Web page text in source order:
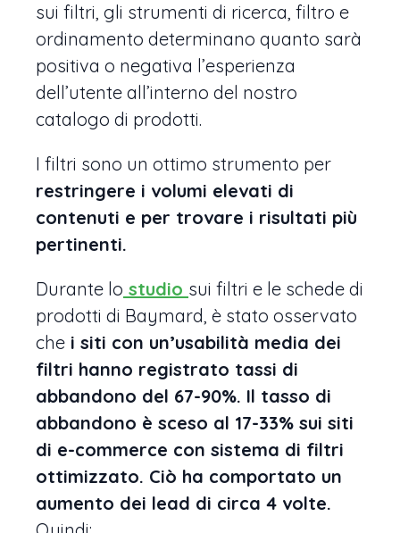
sui filtri, gli strumenti di ricerca, filtro e
ordinamento determinano quanto sarà
positiva o negativa l’esperienza
dell’utente all’interno del nostro
catalogo di prodotti.
I filtri sono un ottimo strumento per
restringere i volumi elevati di
contenuti e per trovare i risultati più
pertinenti.
Durante lo studio sui filtri e le schede di
prodotti di Baymard, è stato osservato
che i siti con un’usabilità media dei
filtri hanno registrato tassi di
abbandono del 67-90%. Il tasso di
abbandono è sceso al 17-33% sui siti
di e-commerce con sistema di filtri
ottimizzato. Ciò ha comportato un
aumento dei lead di circa 4 volte.